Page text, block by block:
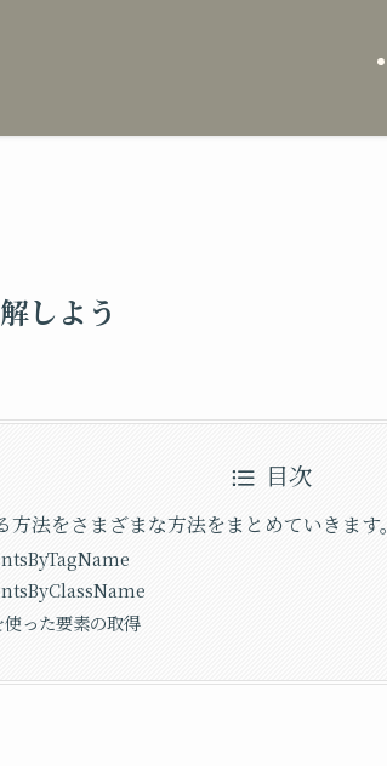
しよう
目次
方法をさまざまな方法をまとめていきます。
った要素の取得